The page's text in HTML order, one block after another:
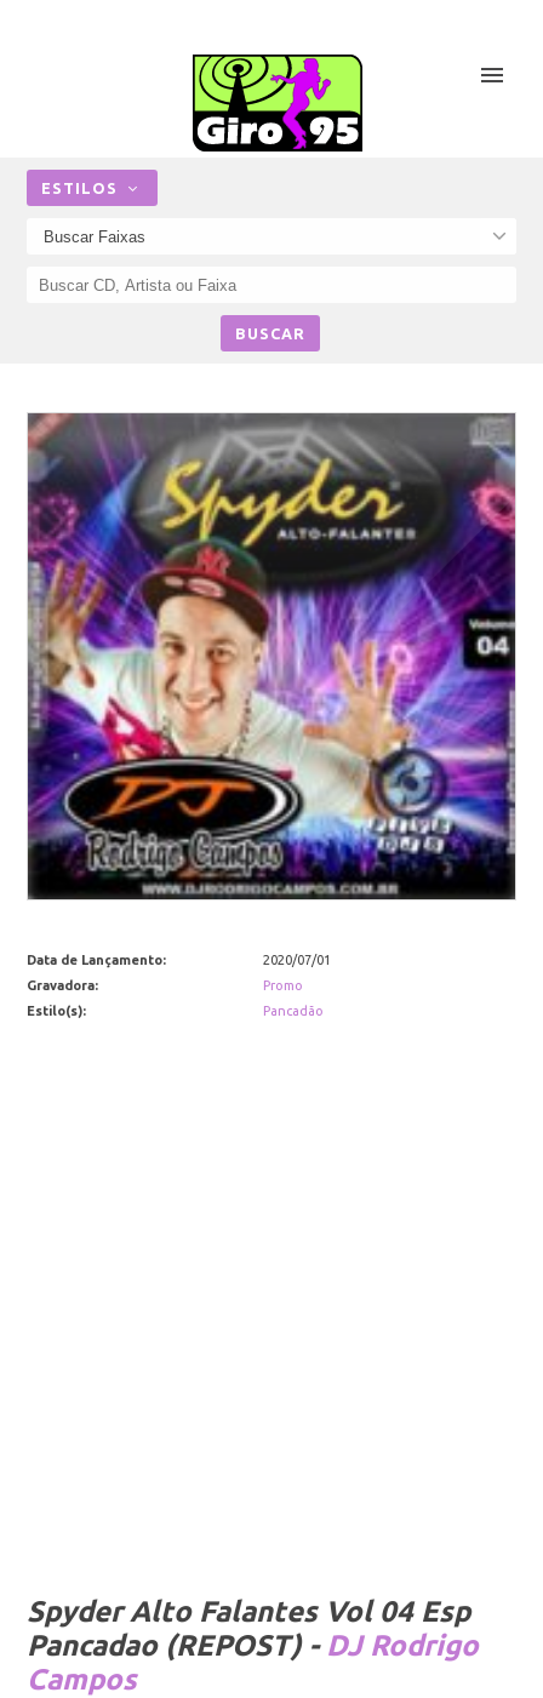
ESTILOS
Data de Lançamento:
2020/07/01
Gravadora:
Promo
Estilo(s):
Pancadão
Spyder Alto Falantes Vol 04 Esp
Pancadao (REPOST) - DJ Rodrigo
Campos